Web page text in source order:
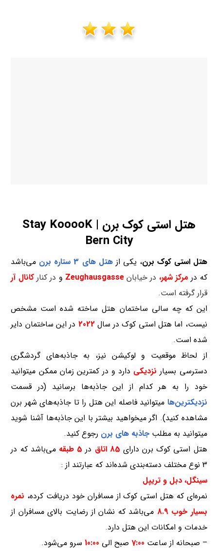
هتل استی کوک برن | Stay KooooK
Bern City
هتل استی کوک برن، یکی ازهتل های 3 ستاره برن می‌باشد
که در مرکز شهر، در خیابانZeughausgasse و در کنارکانال آر
قرار گرفته است.
این که چه سالی ساختمان هتل ساخته شده است مشخص
نیست، اما هتل استی کوک در سال 2022 در این ساختمان دایر
شده است.
از لحاظ موقعیت و لوکیشن نیز، به جاذبه‌های گردشگری
دسترسی بسیار نزدیکی دارد و در کمترین زمان ممکن میتوانید
خود را به هر کدام از این جاذبه‌ها برسانید (در قسمت
نزدیکترین‌ها میتوانید فاصله این هتل را تا جاذبه‌های شهر برن
مشاهده کنید). اگر میخواهید بیشتر با این جاذبه‌ها آشنا شوید
میتوانید به مطلبجاذبه های برن رجوع کنید.
هتل استی کوک برن دارای 85 اتاق در 5 طبقه
می‌باشد که در
3 نوع مختلف دسته‌بندی شده‌اند که عبارتند از :
سینگل، دبل و تریپل
نمره‌ای که هتل استی کوک از مسافران خود دریافت کرده، نمره
بسیار خوب 8.9
می‌باشد که نشان از رضایت بالای مسافران از
خدمات و امکانات این هتل دارد.
– صبحانه از ساعت 7:00 صبح الی 10:00 سرو می‌شود.